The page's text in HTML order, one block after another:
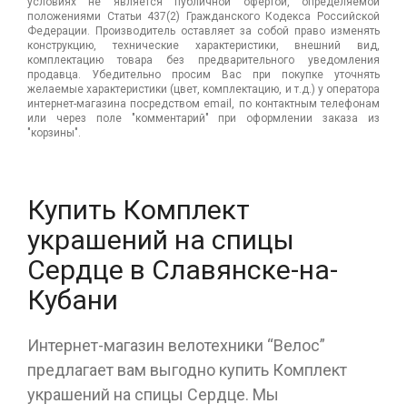
положениями Статьи 437(2) Гражданского Кодекса Российской
Федерации. Производитель оставляет за собой право изменять
конструкцию, технические характеристики, внешний вид,
комплектацию товара без предварительного уведомления
продавца. Убедительно просим Вас при покупке уточнять
желаемые характеристики (цвет, комплектацию, и т.д.) у оператора
интернет-магазина посредством email, по контактным телефонам
или через поле "комментарий" при оформлении заказа из
"корзины".
Купить Комплект
украшений на спицы
Сердце в Славянске-на-
Кубани
Интернет-магазин велотехники “Велос”
предлагает вам выгодно купить Комплект
украшений на спицы Сердце. Мы